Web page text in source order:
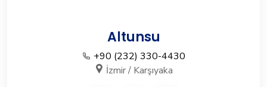
Altunsu
+90 (232) 330-4430
İzmir / Karşıyaka